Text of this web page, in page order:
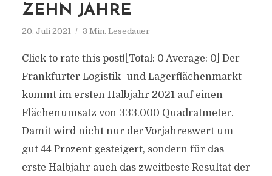
ZEHN JAHRE
20. Juli 2021 3 Min. Lesedauer
Click to rate this post![Total: 0 Average: 0] Der
Frankfurter Logistik- und Lagerflächenmarkt
kommt im ersten Halbjahr 2021 auf einen
Flächenumsatz von 333.000 Quadratmeter.
Damit wird nicht nur der Vorjahreswert um
gut 44 Prozent gesteigert, sondern für das
erste Halbjahr auch das zweitbeste Resultat der